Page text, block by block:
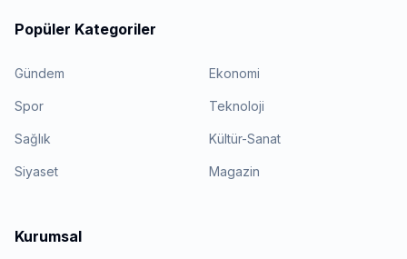
Popüler Kategoriler
Gündem Ekonomi
Spor Teknoloji
Sağlık Kültür-Sanat
Siyaset Magazin
Kurumsal